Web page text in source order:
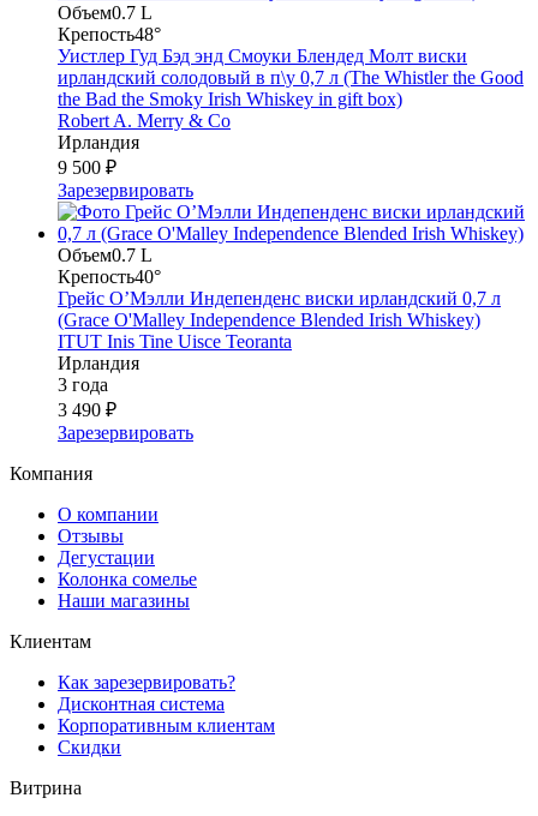
Объем0.7 L
Крепость48°
Уистлер Гуд Бэд энд Смоуки Блендед Молт виски
ирландский солодовый в п\у 0,7 л (The Whistler the Good
the Bad the Smoky Irish Whiskey in gift box)
Robert A. Merry & Co
Ирландия
9 500 ₽
Зарезервировать
Объем0.7 L
Крепость40°
Грейс О’Мэлли Индепенденс виски ирландский 0,7 л
(Grace O'Malley Independence Blended Irish Whiskey)
ITUT Inis Tine Uisce Teoranta
Ирландия
3 года
3 490 ₽
Зарезервировать
Компания
О компании
Отзывы
Дегустации
Колонка сомелье
Наши магазины
Клиентам
Как зарезервировать?
Дисконтная система
Корпоративным клиентам
Скидки
Витрина